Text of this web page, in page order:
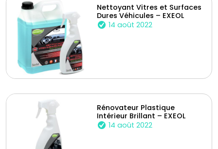
Nettoyant Vitres et Surfaces
Dures Véhicules – EXEOL
14 août 2022
Rénovateur Plastique
Intérieur Brillant – EXEOL
14 août 2022